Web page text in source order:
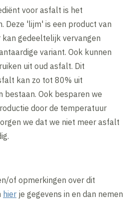
voor asfalt is het
Deze 'lijm' is een product van
kan gedeeltelijk vervangen
variant. Ook kunnen
uit oud asfalt. Dit
kan zo tot 80% uit
bestaan. Ook besparen we
door de temperatuur
we dat we niet meer asfalt
of opmerkingen over dit
hier je gegevens in en dan nemen